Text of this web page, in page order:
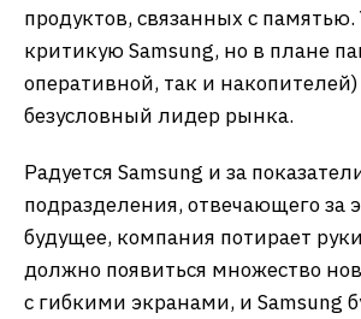
продуктов, связанных с
критикую Samsung, но в плане
оперативной, так и накопителей)
безусловный лидер рынка.
Радуется Samsung и за
подразделения, отвечающего за
будущее, компания потирает
должно появиться множество
с гибкими экранами, и Samsung